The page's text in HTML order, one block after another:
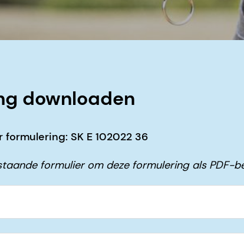
downloaden
SK E 102022 36
formulier om deze formulering als PDF-